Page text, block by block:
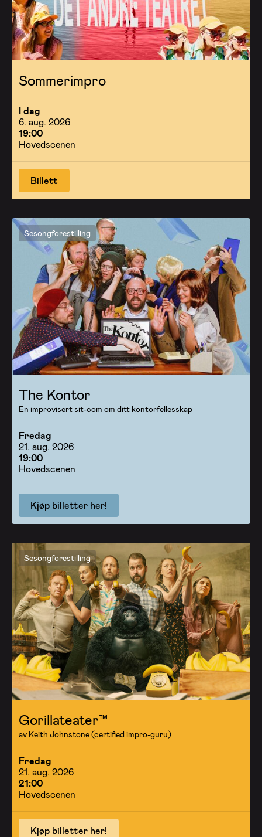
Sommerimpro
I dag
6. aug. 2026
19:00
Hovedscenen
Billett
Sesongforestilling
The Kontor
En improvisert sit-com om ditt kontorfellesskap
Fredag
21. aug. 2026
19:00
Hovedscenen
Kjøp billetter her!
Sesongforestilling
Gorillateater™
av Keith Johnstone (certified impro-guru)
Fredag
21. aug. 2026
21:00
Hovedscenen
Kjøp billetter her!